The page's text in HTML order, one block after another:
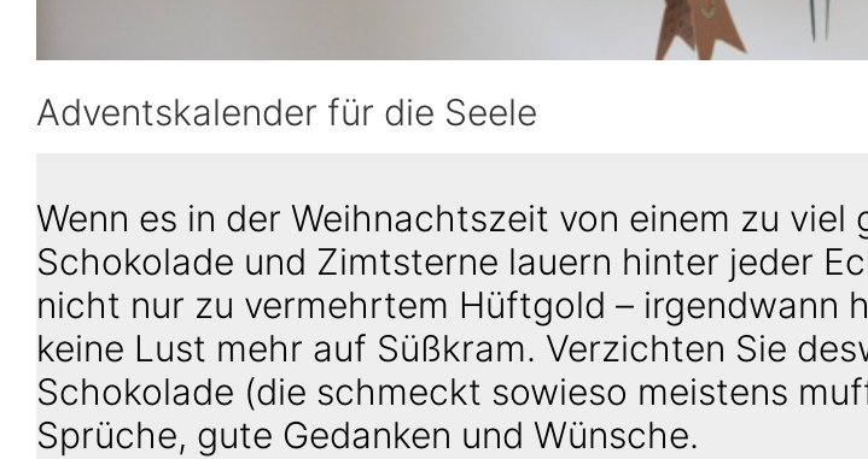
Adventskalender für die Seele
Wenn es in der Weihnachtszeit von einem zu
Schokolade und Zimtsterne lauern hinter jeder
nicht nur zu vermehrtem Hüftgold – irgendwann
keine Lust mehr auf Süßkram. Verzichten Sie
Schokolade (die schmeckt sowieso meistens
Sprüche, gute Gedanken und Wünsche.